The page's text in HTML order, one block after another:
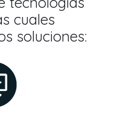
cuales
soluciones: